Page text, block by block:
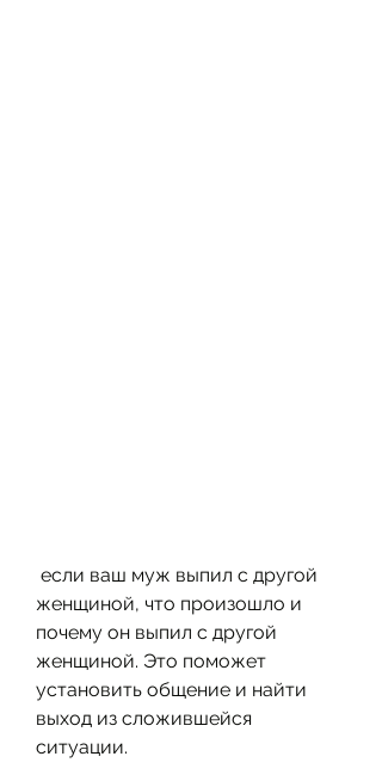
женщиной, что произошло и
почему он выпил с другой
женщиной. Это поможет
установить общение и найти
выход из сложившейся
ситуации.